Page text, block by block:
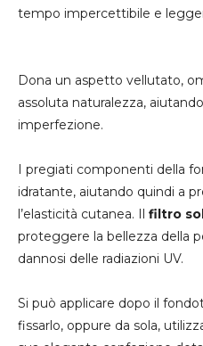
tempo impercettibile e
Dona un aspetto vellutato,
assoluta naturalezza,
imperfezione.
I pregiati componenti della
idratante, aiutando quindi a
l’elasticità cutanea. Il filtro
proteggere la bellezza della
dannosi delle radiazioni UV.
Si può applicare dopo il
fissarlo, oppure da sola,